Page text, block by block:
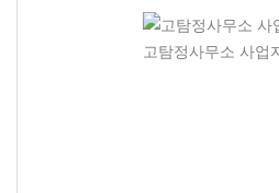
고탐정사무소 사업